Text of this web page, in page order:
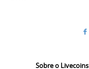
Sobre o Livecoins